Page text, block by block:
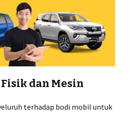
dan Mesin
terhadap bodi mobil untuk